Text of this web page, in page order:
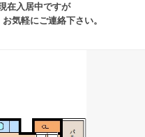
在入居中ですが
気軽にご連絡下さい。